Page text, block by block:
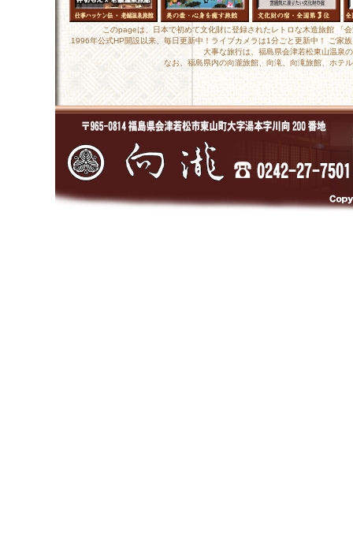
このpageは、日本で初めて文化財に登録されたレトロな木造旅館
1996年公式HP開設以来、毎日更新中！ライブカメラは1分ごと更新中！ ご家
大事な旅行は、福島県会津若松東山温泉
なお、福島県内の向瀧旅館、向滝、向滝旅館、ホテ